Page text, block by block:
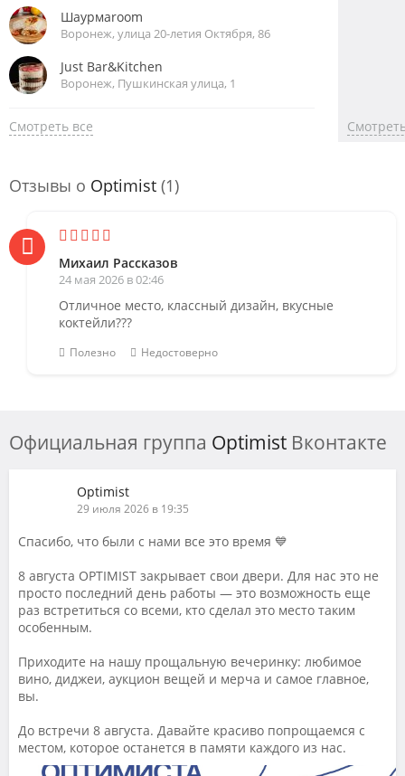
Шаурмаroom
Воронеж, улица 20-летия Октября, 86
Just Bar&Kitchen
Воронеж, Пушкинская улица, 1
Смотреть все
Отзывы о Optimist (1)
Михаил Рассказов
24 мая 2026 в 02:46
Отличное место, классный дизайн, вкусные
коктейли???
Полезно Недостоверно
Официальная группа Optimist Вконтакте
Optimist
29 июля 2026 в 19:35
Спасибо, что были с нами все это время 💙
8 августа OPTIMIST закрывает свои двери. Для нас это не
просто последний день работы — это возможность еще
раз встретиться со всеми, кто сделал это место таким
особенным.
Приходите на нашу прощальную вечеринку: любимое
вино, диджеи, аукцион вещей и мерча и самое главное,
вы.
До встречи 8 августа. Давайте красиво попрощаемся с
местом, которое останется в памяти каждого из нас.